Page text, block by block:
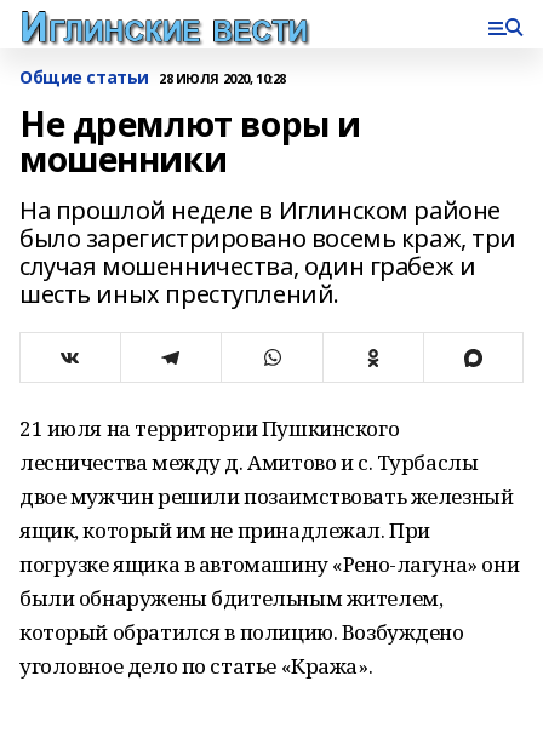
Общие статьи 28 ИЮЛЯ 2020, 10:28
Не дремлют воры и
мошенники
На прошлой неделе в Иглинском районе
было зарегистрировано восемь краж, три
случая мошенничества, один грабеж и
шесть иных преступлений.
21 июля на территории Пушкинского
лесничества между д. Амитово и с. Турбаслы
двое мужчин решили позаимствовать железный
ящик, который им не принадлежал. При
погрузке ящика в автомашину «Рено-лагуна» они
были обнаружены бдительным жителем,
который обратился в полицию. Возбуждено
уголовное дело по статье «Кража».